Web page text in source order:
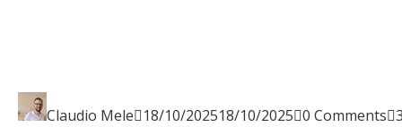
Claudio Mele 18/10/202518/10/2025 0 Comments